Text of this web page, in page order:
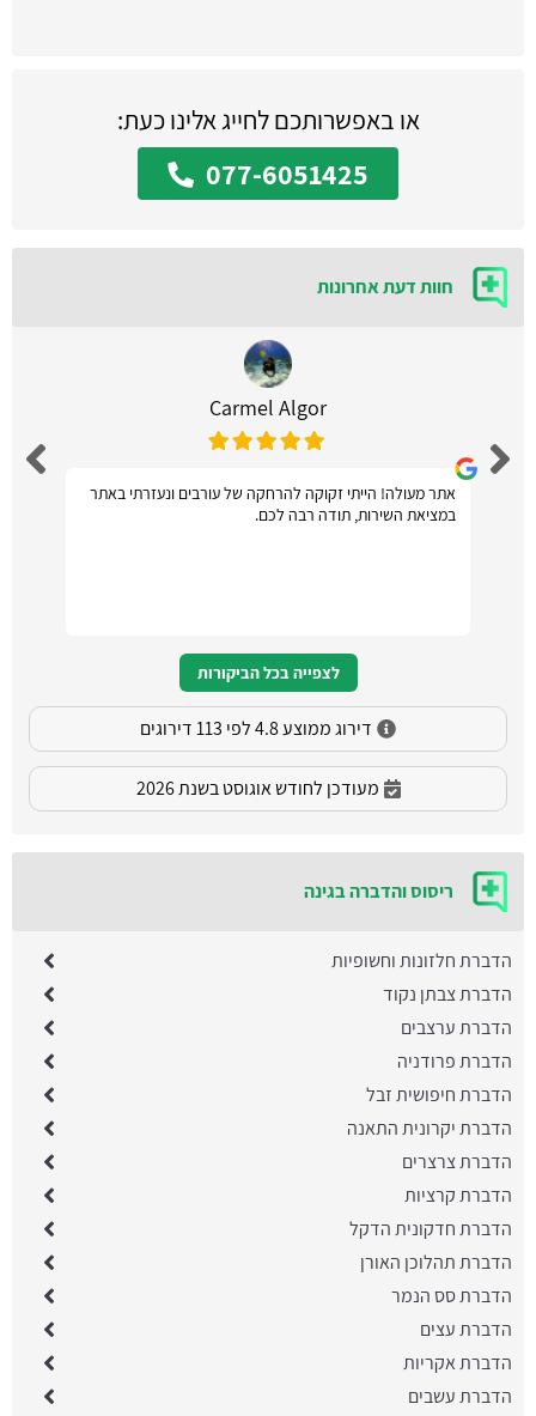
או באפשרותכם לחייג אלינו כעת:
077-6051425
חוות דעת אחרונות
Carmel Algor
אתר מעולה! הייתי זקוקה להרחקה של עורבים ונעזרתי באתר
במציאת השירות, תודה רבה לכם.
לצפייה בכל הביקורות
דירוג ממוצע 4.8 לפי 113 דירוגים
מעודכן לחודש אוגוסט בשנת 2026
ריסוס והדברה בגינה
הדברת חלזונות וחשופיות
הדברת צבתן נקוד
הדברת ערצבים
הדברת פרודניה
הדברת חיפושית זבל
הדברת יקרונית התאנה
הדברת צרצרים
הדברת קרציות
​הדברת חדקונית הדקל
הדברת תהלוכן האורן
הדברת סס הנמר
הדברת עצים
הדברת אקריות
הדברת עשבים